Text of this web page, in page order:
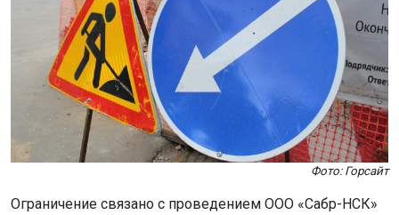
Фото: Горсайт
Ограничение связано с проведением ООО «Сабр-НСК»